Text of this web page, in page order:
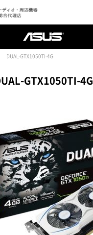
DUAL-GTX1050TI-4G
GTX1050TI-4G